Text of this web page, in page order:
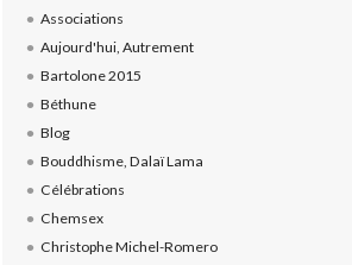
Associations
Aujourd'hui, Autrement
Bartolone 2015
Béthune
Blog
Bouddhisme, Dalaï Lama
Célébrations
Chemsex
Christophe Michel-Romero